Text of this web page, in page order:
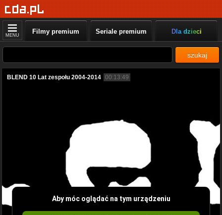
MENU Filmy premium Seriale premium Dla dzieci
szukaj
BLEND 10 Lat zespołu 2004-2014 00:13:49
Aby móc oglądać na tym urządzeniu